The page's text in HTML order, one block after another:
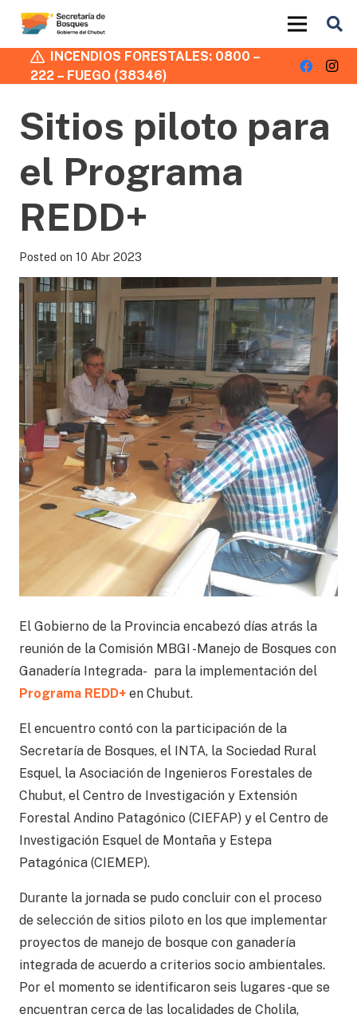
INCENDIOS FORESTALES: 0800 –
222 – FUEGO (38346)
Sitios piloto para
el Programa
REDD+
Posted on 10 Abr 2023
El Gobierno de la Provincia encabezó días atrás la
reunión de la Comisión MBGI -Manejo de Bosques con
Ganadería Integrada- para la implementación del
Programa REDD+ en Chubut.
El encuentro contó con la participación de la
Secretaría de Bosques, el INTA, la Sociedad Rural
Esquel, la Asociación de Ingenieros Forestales de
Chubut, el Centro de Investigación y Extensión
Forestal Andino Patagónico (CIEFAP) y el Centro de
Investigación Esquel de Montaña y Estepa
Patagónica (CIEMEP).
Durante la jornada se pudo concluir con el proceso
de selección de sitios piloto en los que implementar
proyectos de manejo de bosque con ganadería
integrada de acuerdo a criterios socio ambientales.
Por el momento se identificaron seis lugares -que se
encuentran cerca de las localidades de Cholila,